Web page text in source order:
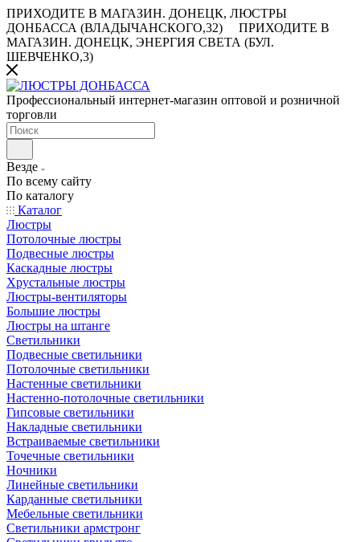
ПРИХОДИТЕ В МАГАЗИН. ДОНЕЦК, ЛЮСТРЫ
ДОНБАССА (ВЛАДЫЧАНСКОГО,32)
ПРИХОДИТЕ В
МАГАЗИН. ДОНЕЦК, ЭНЕРГИЯ СВЕТА (БУЛ.
ШЕВЧЕНКО,3)
Профессиональный интернет-магазин оптовой и розничной
торговли
Везде
По всему сайту
По каталогу
Каталог
Люстры
Потолочные люстры
Подвесные люстры
Каскадные люстры
Хрустальные люстры
Люстры-вентиляторы
Большие люстры
Люстры на штанге
Светильники
Подвесные светильники
Потолочные светильники
Настенные светильники
Настенно-потолочные светильники
Гипсовые светильники
Накладные светильники
Встраиваемые светильники
Точечные светильники
Ночники
Линейные светильники
Карданные светильники
Мебельные светильники
Светильники армстронг